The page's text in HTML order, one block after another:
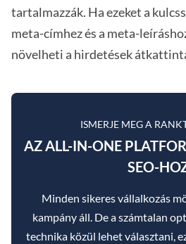
tartalmazzák. Ha ezeket a
meta-címhez és a meta-
növelheti a hirdetések
ISMERJE MEG A
AZ ALL-IN-ONE
SEO-
Minden sikeres vállalkozás
kampány áll. De a számtalan
technika közül lehet választani,